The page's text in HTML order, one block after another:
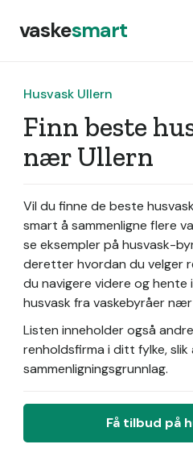
vaskesmart
Husvask Ullern
Finn beste
nær Ullern
Vil du finne de beste
smart å sammenligne flere
se eksempler på husvask-
deretter hvordan du velger
du navigere videre og hente
husvask fra vaskebyråer
Listen inneholder også
renholdsfirma i ditt fylke,
sammenligningsgrunnlag.
Få tilbud på